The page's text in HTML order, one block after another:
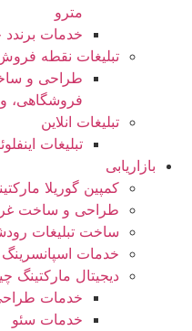
مترو
خدمات برندد
تبلیغات نقطه
طراحی و
فروشگاهی،
تبلیغات انلاین
تبلیغات
بازاریابی
کمپین گوریلا
طراحی و ساخت
ساخت تبلیغات
خدمات اسپانسرینگ
دیجیتال مارکتینگ
خدمات
خدمات سئو